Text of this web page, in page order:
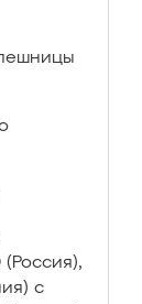
(Россия),
с